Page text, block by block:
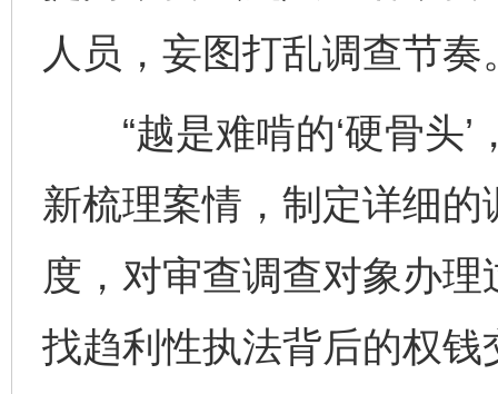
人员，妄图打乱调查节奏
“越是难啃的‘硬骨头’
新梳理案情，制定详细
度，对审查调查对象办
找趋利性执法背后的权